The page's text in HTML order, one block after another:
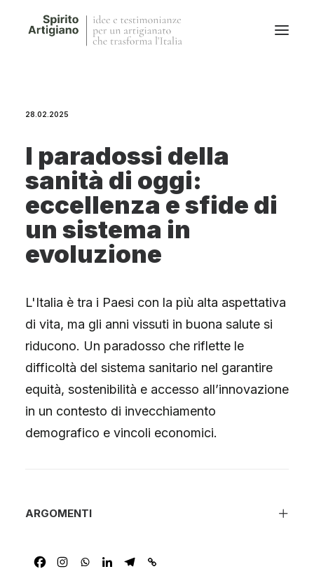
Magazine
QFG
Collaborano con noi
28.02.2025
I paradossi della
sanità di oggi:
eccellenza e sfide di
un sistema in
evoluzione
L'Italia è tra i Paesi con la più alta aspettativa
di vita, ma gli anni vissuti in buona salute si
riducono. Un paradosso che riflette le
difficoltà del sistema sanitario nel garantire
equità, sostenibilità e accesso all’innovazione
in un contesto di invecchiamento
demografico e vincoli economici.
ARGOMENTI